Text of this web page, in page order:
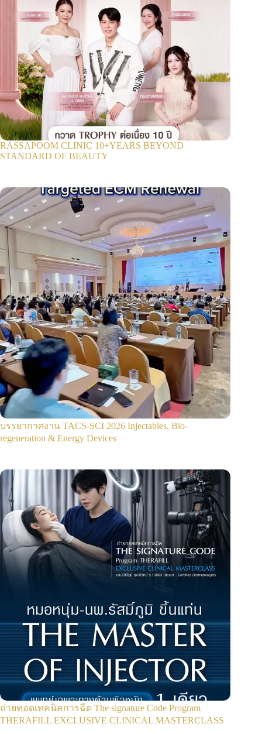
RASSAPOOM CLINIC 10+YEARS BEYOND
STANDARD OF BEAUTY
บรรยากาศงาน TACS-SCI 2026 Injectables, Bio-
regeneration & Energy Devices
ถ่ายทอดเทคนิคการฉีด The signature Code Program
THERAFILL EXCLUSIVE CLINICAL MASTERCLASS